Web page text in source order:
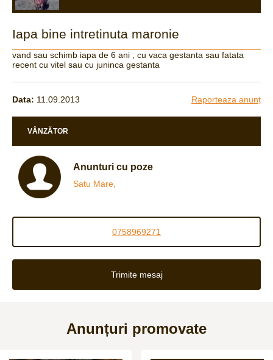
Iapa bine intretinuta maronie
vand sau schimb iapa de 6 ani , cu vaca gestanta sau fatata
recent cu vitel sau cu juninca gestanta
Data: 11.09.2013 Raporteaza anunț
VÂNZĂTOR
Anunturi cu poze
Satu Mare,
0758969271
Trimite mesaj
Anunțuri promovate